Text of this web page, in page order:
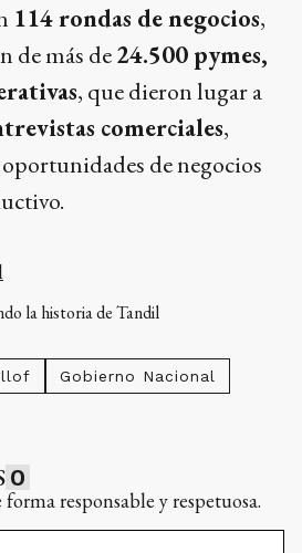
114 rondas de negocios,
de más de24.500 pymes,
, que dieron lugar a
comerciales,
de negocios
la historia de Tandil
Gobierno Nacional
0
responsable y respetuosa.